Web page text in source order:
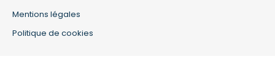
Mentions légales
Politique de cookies